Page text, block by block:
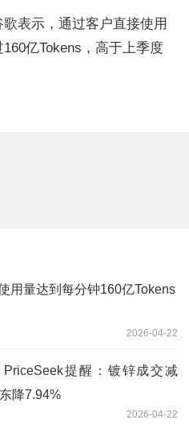
表示，通过客户直接使用
亿Tokens，高于上季度
用量达到每分钟160亿Tokens
2026-04-22
提醒：镀锌成交减
降7.94%
2026-04-22